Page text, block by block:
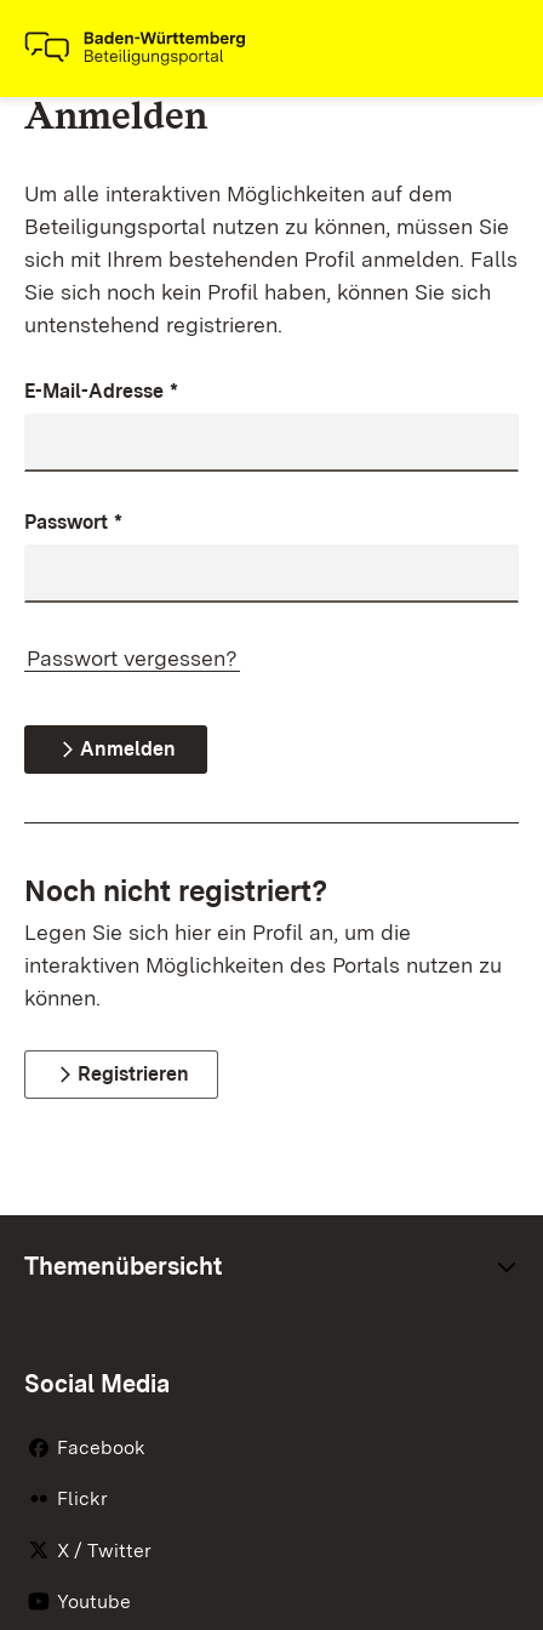
Anmelden
Um alle interaktiven Möglichkeiten auf dem
Beteiligungsportal nutzen zu können, müssen Sie
sich mit Ihrem bestehenden Profil anmelden. Falls
Sie sich noch kein Profil haben, können Sie sich
untenstehend registrieren.
E-Mail-Adresse *
Passwort *
Passwort vergessen?
Anmelden
Noch nicht registriert?
Legen Sie sich hier ein Profil an, um die
interaktiven Möglichkeiten des Portals nutzen zu
können.
Registrieren
Themenübersicht
Social Media
Facebook
Flickr
X / Twitter
Youtube